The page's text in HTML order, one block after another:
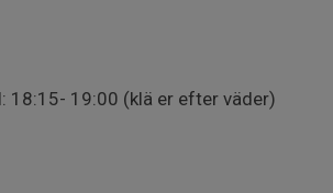
18:15- 19:00 (klä er efter väder)